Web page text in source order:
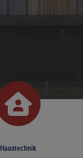
Haustechnik